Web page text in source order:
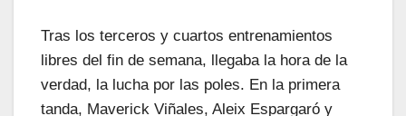
Tras los terceros y cuartos entrenamientos
libres del fin de semana, llegaba la hora de la
verdad, la lucha por las poles. En la primera
tanda, Maverick Viñales, Aleix Espargaró y